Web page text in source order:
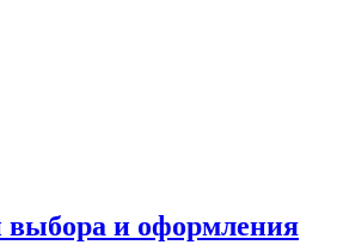
выбора и оформления